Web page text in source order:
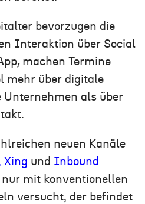
bevorzugen die
Interaktion über Social
, machen Termine
mehr über digitale
Unternehmen als über
neuen Kanäle
Xing und Inbound
mit konventionellen
versucht, der befindet